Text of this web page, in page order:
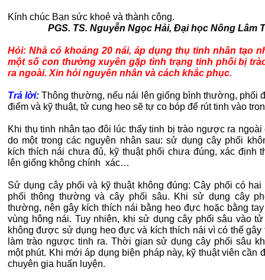
Kính chúc Bạn sức khoẻ và thành công.
PGS. TS. Nguyễn Ngọc Hải, Đại học Nông Lâm
Hỏi: Nhà có khoảng 20 nái, áp dụng thụ tinh nhân tạo
một số con thường xuyên gặp tình trạng tinh phối bị
ra ngoài. Xin hỏi nguyên nhân và cách khắc phục.
Trả lời: Thông thường, nếu nái lên giống bình thường, phối
điểm và kỹ thuật, tử cung heo sẽ tự co bóp để rút tinh vào
Khi thụ tinh nhân tạo đôi lúc thấy tinh bị trào ngược ra ngoài
do một trong các nguyên nhân sau: sử dụng cây phối
kích thích nái chưa đủ, kỹ thuật phối chưa đúng, xác định
lên giống không chính xác…
Sử dụng cây phối và kỹ thuật không đúng: Cây phối có hai
phối thông thường và cây phối sâu. Khi sử dụng cây
thường, nên gây kích thích nái bằng heo đực hoặc bằng
vùng hông nái. Tuy nhiên, khi sử dụng cây phối sâu vào
không được sử dụng heo đực và kích thích nái vì có thể gây
làm trào ngược tinh ra. Thời gian sử dụng cây phối sâu
một phút. Khi mới áp dụng biện pháp này, kỹ thuật viên cần
chuyên gia huấn luyện.